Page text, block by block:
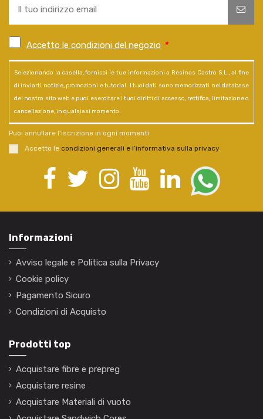
Accetto le condizioni del negozio *
Selezionando la casella, fornisci le tue informazioni a Resinas Castro S.L., al fine
di inviarti notizie, promozioni e tutorial. I tuoi dati sono memorizzati nel database
del nostro sito web e puoi esercitare i tuoi diritti di accesso, rettifica, limitazione o
cancellazione, in qualsiasi momento.
Puoi annullare l'iscrizione in ogni momenti.
Accetto le condizioni generali e l’informativa sulla privacy.
Informazioni
Avviso legale e Politica sulla Privacy
Cookie policy
Pagamento Sicuro
Condizioni di Acquisto
Prodotti top
Acquistare fibre e prepreg
Acquistare resine
Acquistare Materiali di vuoto